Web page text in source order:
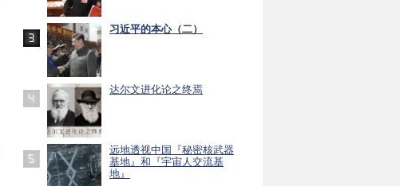
习近平的本心（二）
达尔文进化论之终焉
远地透视中国『秘密核武器
基地』和『宇宙人交流基
地』